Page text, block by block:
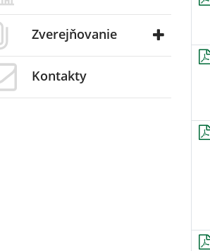
Zverejňovanie
Kontakty